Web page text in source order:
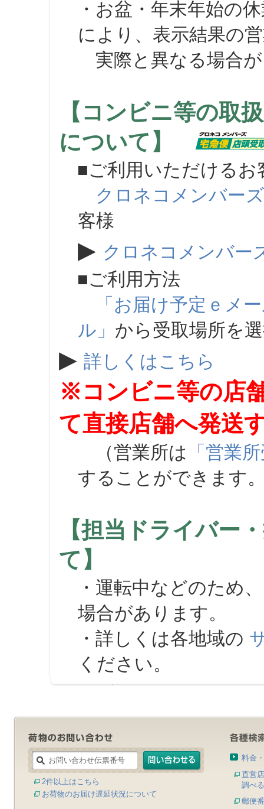
・お盆・年末年始の
により、表示結果の
実際と異なる場合が
【コンビニ等の取
について】
■ご利用いただけるお
クロネコメンバーズ
客様
▶ クロネコメンバー
■ご利用方法
「お届け予定ｅメ
ル」 から受取場所を
▶ 詳しくはこちら
※コンビニ等の店
て直接店舗へ発送
（営業所は 「営業
することができます
【担当ドライバー
て】
・運転中などのため
場合があります。
・詳しくは各地域の
ください。
2件以上はこちら
お荷物のお届け遅延状況について
料金
直営
調べる
郵便